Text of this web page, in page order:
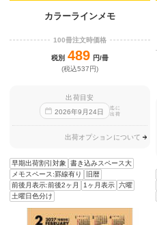
カラーラインメモ
100冊注文時価格
税別 489 円/冊
(税込537円)
出荷目安
2026年9 月24日
迄に
出荷
出荷オプションについて
早期出荷割引対象
書き込みスペース大
メモスペース:罫線有り
旧暦
前後月表示:前後2ヶ月
1ヶ月表示 六曜
土曜日色分け